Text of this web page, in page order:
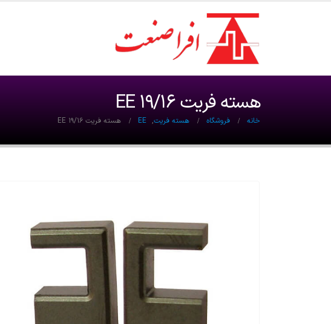
هسته فریت EE 19/16
خانه فروشگاه هسته فریت,
EE هسته فریت EE 19/16